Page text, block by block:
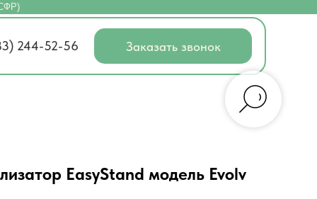
Заказать звонок
244-52-56
EasyStand модель Evolv